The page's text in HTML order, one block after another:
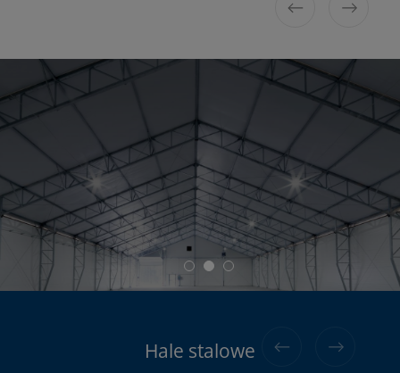
Hale aluminiowe
Hale stalowe
Hale stalowe do 120kg/m2 śniegu